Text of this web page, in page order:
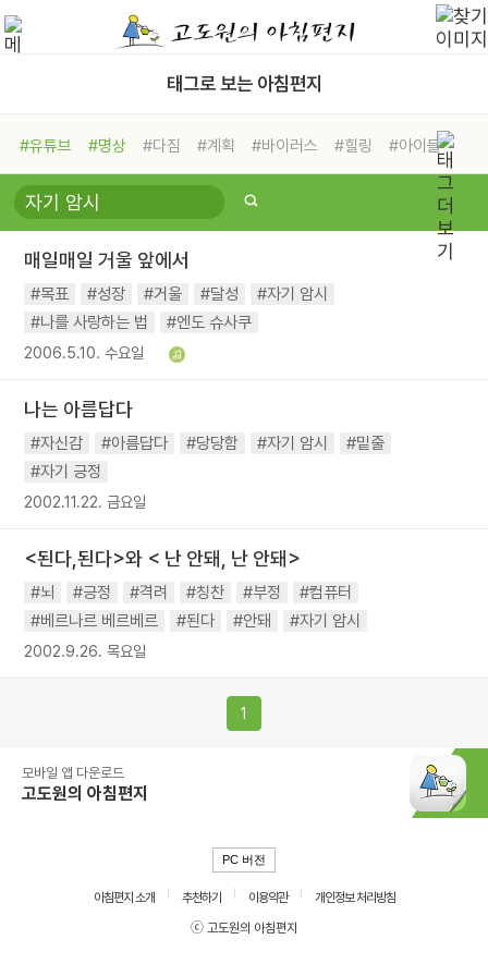
태그로 보는 아침편지
#유튜브 #명상 #다짐 #계획 #바이러스 #힐링
#아이들
#비전캠프
#독서캠프 #삶
#희망
#나눔 #친구 #링컨학교
#독서
#건강 #면역력
매일매일 거울 앞에서
#목표 #성장 #거울 #달성
#자기 암시
#나를 사랑하는 법
#엔도 슈사쿠
2006.5.10. 수요일
나는 아름답다
#자신감 #아름답다 #당당함 #자기 암시
#밑줄
#자기 긍정
2002.11.22. 금요일
<된다,된다>와 < 난 안돼, 난 안돼>
#뇌 #긍정 #격려 #칭찬 #부정
#컴퓨터
#베르나르 베르베르
#된다 #안돼 #자기 암시
2002.9.26. 목요일
1
모바일 앱 다운로드
고도원의 아침편지
PC 버전
아침편지 소개 추천하기 이용약관
개인정보 처리방침
ⓒ 고도원의 아침편지